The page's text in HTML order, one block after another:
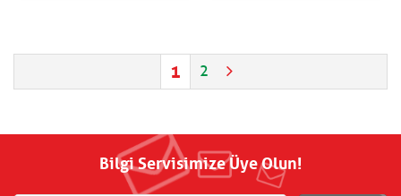
1 2
Bilgi Servisimize Üye Olun!